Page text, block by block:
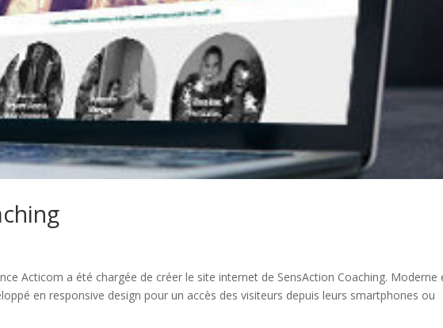
Acticom a été chargée de créer le site internet de SensAction Coaching. Moderne
en responsive design pour un accès des visiteurs depuis leurs smartphones ou